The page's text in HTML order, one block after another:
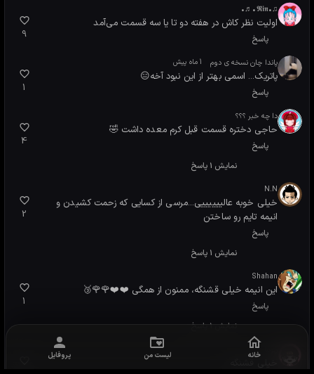
خانه لیست من پروفایل